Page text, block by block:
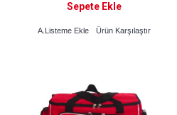
Sepete Ekle
A.Listeme Ekle Ürün Karşılaştır